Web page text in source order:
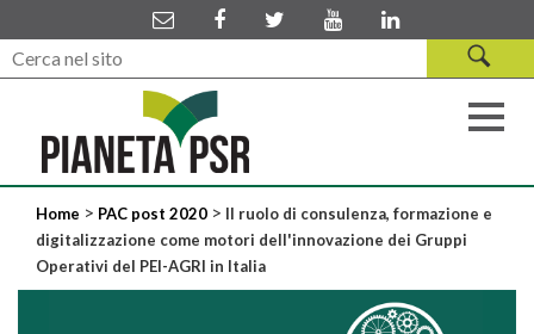
Home > PAC post 2020 > Il ruolo di consulenza, formazione e
digitalizzazione come motori dell'innovazione dei Gruppi
Operativi del PEI-AGRI in Italia